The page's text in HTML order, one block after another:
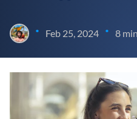
• Feb 25, 2024 • 8